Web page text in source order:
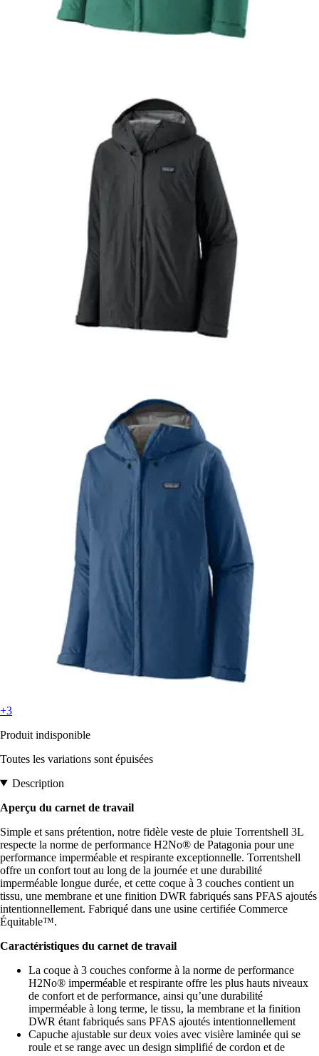
+3
Produit indisponible
Toutes les variations sont épuisées
Description
Aperçu du carnet de travail
Simple et sans prétention, notre fidèle veste de pluie Torrentshell 3L
respecte la norme de performance H2No® de Patagonia pour une
performance imperméable et respirante exceptionnelle. Torrentshell
offre un confort tout au long de la journée et une durabilité
imperméable longue durée, et cette coque à 3 couches contient un
tissu, une membrane et une finition DWR fabriqués sans PFAS ajoutés
intentionnellement. Fabriqué dans une usine certifiée Commerce
Équitable™.
Caractéristiques du carnet de travail
La coque à 3 couches conforme à la norme de performance
H2No® imperméable et respirante offre les plus hauts niveaux
de confort et de performance, ainsi qu’une durabilité
imperméable à long terme, le tissu, la membrane et la finition
DWR étant fabriqués sans PFAS ajoutés intentionnellement
Capuche ajustable sur deux voies avec visière laminée qui se
roule et se range avec un design simplifié de cordon et de